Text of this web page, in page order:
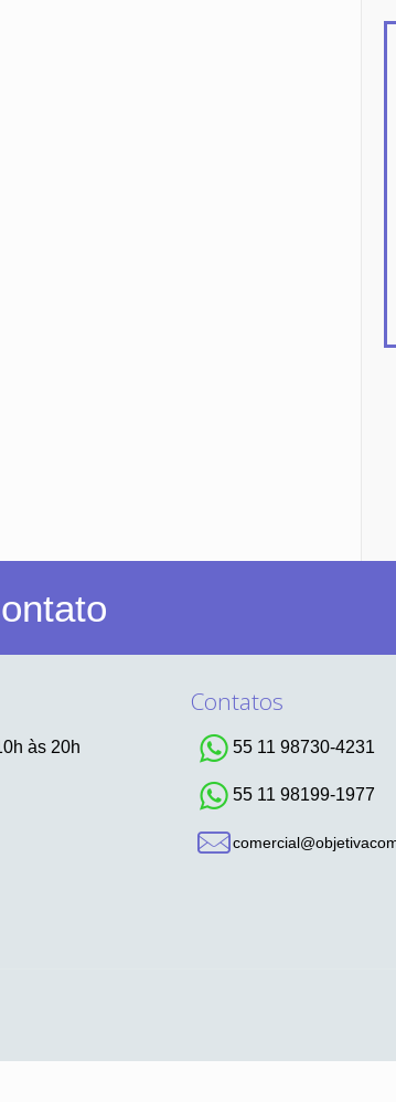
às 20h
Contatos
55 11 98730-4231
55 11 98199-1977